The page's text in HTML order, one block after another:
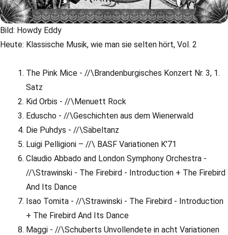
Bild: Howdy Eddy
Heute: Klassische Musik, wie man sie selten hört, Vol. 2
The Pink Mice - //\Brandenburgisches Konzert Nr. 3, 1.
Satz
Kid Orbis - //\Menuett Rock
Eduscho - //\Geschichten aus dem Wienerwald
Die Puhdys - //\Säbeltanz
Luigi Pelligioni – //\ BASF Variationen K'71
Claudio Abbado and London Symphony Orchestra -
//\Strawinski - The Firebird - Introduction + The Firebird
And Its Dance
Isao Tomita - //\Strawinski - The Firebird - Introduction
+ The Firebird And Its Dance
Maggi - //\Schuberts Unvollendete in acht Variationen